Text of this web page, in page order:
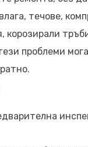
течове,
корозирали
проблеми